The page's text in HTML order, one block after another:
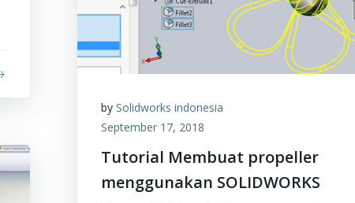
bySolidworks indonesia
September 17, 2018
Tutorial Membuat propeller
menggunakan SOLIDWORKS